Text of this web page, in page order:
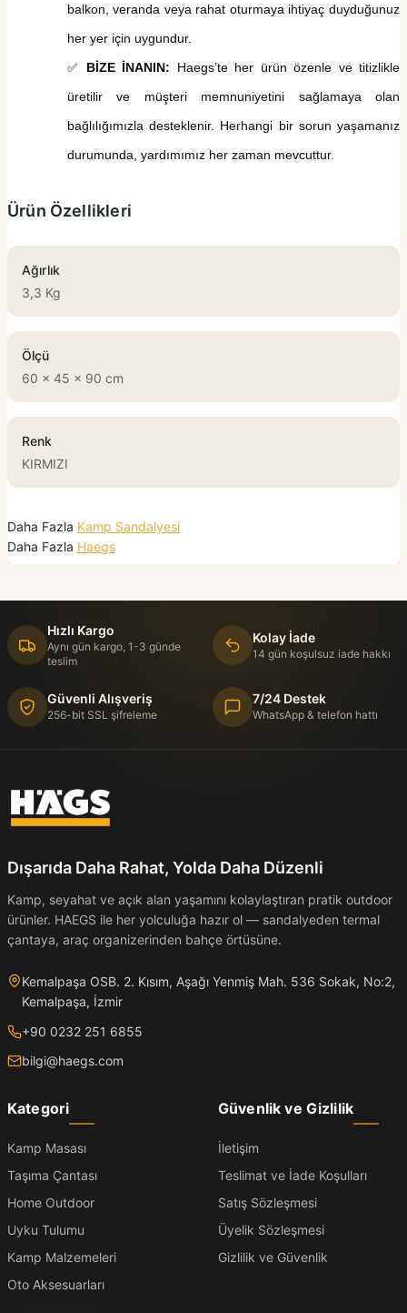
balkon, veranda veya rahat oturmaya ihtiyaç duyduğunuz
her yer için uygundur.
✅ BİZE İNANIN: Haegs’te her ürün özenle ve titizlikle
üretilir ve müşteri memnuniyetini sağlamaya olan
bağlılığımızla desteklenir. Herhangi bir sorun yaşamanız
durumunda, yardımımız her zaman mevcuttur.
Ürün Özellikleri
Ağırlık
3,3 Kg
Ölçü
60 x 45 x 90 cm
Renk
KIRMIZI
Daha Fazla Kamp Sandalyesi
Daha Fazla Haegs
Hızlı Kargo
Aynı gün kargo, 1-3 günde
teslim
Kolay İade
14 gün koşulsuz iade hakkı
Güvenli Alışveriş
256-bit SSL şifreleme
7/24 Destek
WhatsApp & telefon hattı
Dışarıda Daha Rahat, Yolda Daha Düzenli
Kamp, seyahat ve açık alan yaşamını kolaylaştıran pratik outdoor
ürünler. HAEGS ile her yolculuğa hazır ol — sandalyeden termal
çantaya, araç organizerinden bahçe örtüsüne.
Kemalpaşa OSB. 2. Kısım, Aşağı Yenmiş Mah. 536 Sokak, No:2,
Kemalpaşa, İzmir
+90 0232 251 6855
bilgi@haegs.com
Kategori
Kamp Masası
Taşıma Çantası
Home Outdoor
Uyku Tulumu
Kamp Malzemeleri
Oto Aksesuarları
Güvenlik ve Gizlilik
İletişim
Teslimat ve İade Koşulları
Satış Sözleşmesi
Üyelik Sözleşmesi
Gizlilik ve Güvenlik